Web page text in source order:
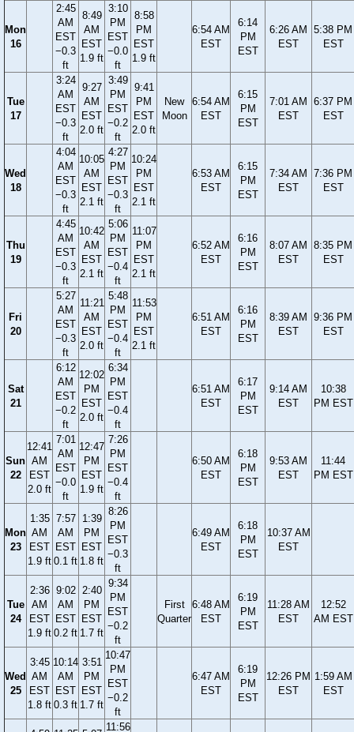
Mon
16
2:45
AM
EST
−0.3
ft
8:49
AM
EST
1.9 ft
3:10
PM
EST
−0.0
ft
8:58
PM
EST
1.9 ft
6:54 AM
EST
6:14
PM
EST
6:26 AM
EST
5:38 PM
EST
Tue
17
3:24
AM
EST
−0.3
ft
9:27
AM
EST
2.0 ft
3:49
PM
EST
−0.2
ft
9:41
PM
EST
2.0 ft
New
Moon
6:54 AM
EST
6:15
PM
EST
7:01 AM
EST
6:37 PM
EST
Wed
18
4:04
AM
EST
−0.3
ft
10:05
AM
EST
2.1 ft
4:27
PM
EST
−0.3
ft
10:24
PM
EST
2.1 ft
6:53 AM
EST
6:15
PM
EST
7:34 AM
EST
7:36 PM
EST
Thu
19
4:45
AM
EST
−0.3
ft
10:42
AM
EST
2.1 ft
5:06
PM
EST
−0.4
ft
11:07
PM
EST
2.1 ft
6:52 AM
EST
6:16
PM
EST
8:07 AM
EST
8:35 PM
EST
Fri
20
5:27
AM
EST
−0.3
ft
11:21
AM
EST
2.0 ft
5:48
PM
EST
−0.4
ft
11:53
PM
EST
2.1 ft
6:51 AM
EST
6:16
PM
EST
8:39 AM
EST
9:36 PM
EST
Sat
21
6:12
AM
EST
−0.2
ft
12:02
PM
EST
2.0 ft
6:34
PM
EST
−0.4
ft
6:51 AM
EST
6:17
PM
EST
9:14 AM
EST
10:38
PM EST
Sun
22
12:41
AM
EST
2.0 ft
7:01
AM
EST
−0.0
ft
12:47
PM
EST
1.9 ft
7:26
PM
EST
−0.4
ft
6:50 AM
EST
6:18
PM
EST
9:53 AM
EST
11:44
PM EST
Mon
23
1:35
AM
EST
1.9 ft
7:57
AM
EST
0.1 ft
1:39
PM
EST
1.8 ft
8:26
PM
EST
−0.3
ft
6:49 AM
EST
6:18
PM
EST
10:37 AM
EST
Tue
24
2:36
AM
EST
1.9 ft
9:02
AM
EST
0.2 ft
2:40
PM
EST
1.7 ft
9:34
PM
EST
−0.2
ft
First
Quarter
6:48 AM
EST
6:19
PM
EST
11:28 AM
EST
12:52
AM EST
Wed
25
3:45
AM
EST
1.8 ft
10:14
AM
EST
0.3 ft
3:51
PM
EST
1.7 ft
10:47
PM
EST
−0.2
ft
6:47 AM
EST
6:19
PM
EST
12:26 PM
EST
1:59 AM
EST
11:56